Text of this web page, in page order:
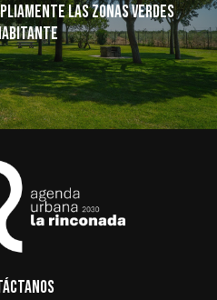
las zonas verdes